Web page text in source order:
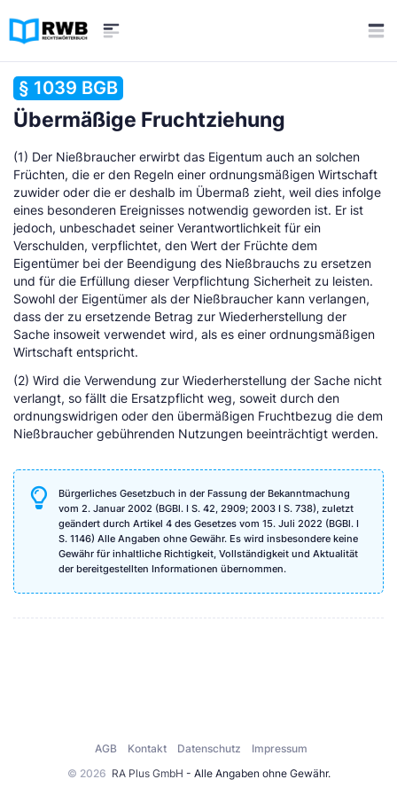
§ 1039 BGB
Übermäßige Fruchtziehung
(1) Der Nießbraucher erwirbt das Eigentum auch an solchen
Früchten, die er den Regeln einer ordnungsmäßigen Wirtschaft
zuwider oder die er deshalb im Übermaß zieht, weil dies infolge
eines besonderen Ereignisses notwendig geworden ist. Er ist
jedoch, unbeschadet seiner Verantwortlichkeit für ein
Verschulden, verpflichtet, den Wert der Früchte dem
Eigentümer bei der Beendigung des Nießbrauchs zu ersetzen
und für die Erfüllung dieser Verpflichtung Sicherheit zu leisten.
Sowohl der Eigentümer als der Nießbraucher kann verlangen,
dass der zu ersetzende Betrag zur Wiederherstellung der
Sache insoweit verwendet wird, als es einer ordnungsmäßigen
Wirtschaft entspricht.
(2) Wird die Verwendung zur Wiederherstellung der Sache nicht
verlangt, so fällt die Ersatzpflicht weg, soweit durch den
ordnungswidrigen oder den übermäßigen Fruchtbezug die dem
Nießbraucher gebührenden Nutzungen beeinträchtigt werden.
Bürgerliches Gesetzbuch in der Fassung der Bekanntmachung
vom 2. Januar 2002 (BGBl. I S. 42, 2909; 2003 I S. 738), zuletzt
geändert durch Artikel 4 des Gesetzes vom 15. Juli 2022 (BGBl. I
S. 1146) Alle Angaben ohne Gewähr. Es wird insbesondere keine
Gewähr für inhaltliche Richtigkeit, Vollständigkeit und Aktualität
der bereitgestellten Informationen übernommen.
© 2026 RA Plus GmbH - Alle Angaben ohne Gewähr.
AGB Kontakt Datenschutz Impressum